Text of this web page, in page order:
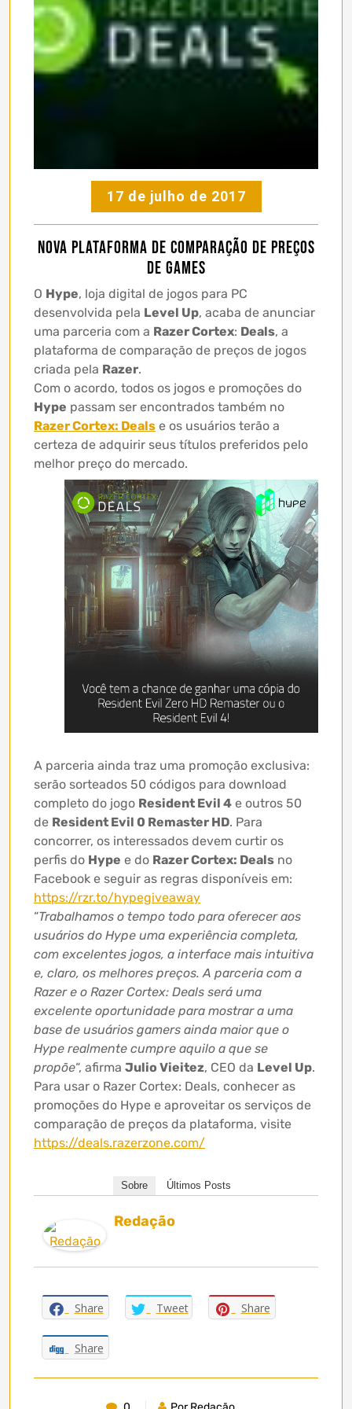
17 de julho de 2017
Nova plataforma de comparação de preços
de games
O Hype, loja digital de jogos para PC
desenvolvida pela Level Up, acaba de anunciar
uma parceria com a Razer Cortex: Deals, a
plataforma de comparação de preços de jogos
criada pela Razer.
Com o acordo, todos os jogos e promoções do
Hype passam ser encontrados também no
Razer Cortex: Deals e os usuários terão a
certeza de adquirir seus títulos preferidos pelo
melhor preço do mercado.
A parceria ainda traz uma promoção exclusiva:
serão sorteados 50 códigos para download
completo do jogo Resident Evil 4 e outros 50
de Resident Evil 0 Remaster HD. Para
concorrer, os interessados devem curtir os
perfis do Hype e do Razer Cortex: Deals no
Facebook e seguir as regras disponíveis em:
https://rzr.to/hypegiveaway
“Trabalhamos o tempo todo para oferecer aos
usuários do Hype uma experiência completa,
com excelentes jogos, a interface mais intuitiva
e, claro, os melhores preços. A parceria com a
Razer e o Razer Cortex: Deals será uma
excelente oportunidade para mostrar a uma
base de usuários gamers ainda maior que o
Hype realmente cumpre aquilo a que se
propõe“, afirma Julio Vieitez, CEO da Level Up.
Para usar o Razer Cortex: Deals, conhecer as
promoções do Hype e aproveitar os serviços de
comparação de preços da plataforma, visite
https://deals.razerzone.com/
Sobre Últimos Posts
Redação
Share Tweet Share
Share